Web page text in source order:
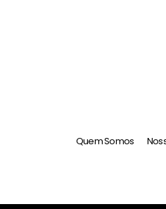
Quem Somos